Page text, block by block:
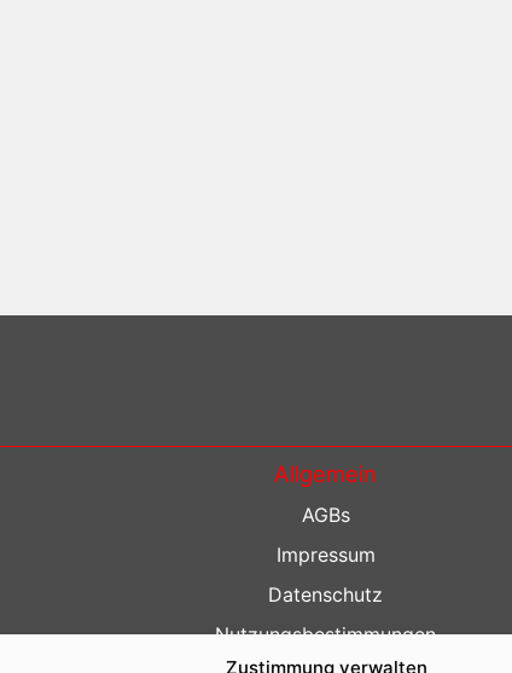
Zustimmung verwalten
Allgemein
AGBs
Impressum
Datenschutz
Nutzungsbestimmungen